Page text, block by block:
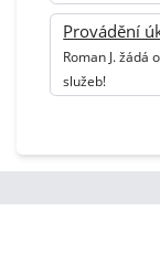
Provádění
Roman J. žádá
služeb!